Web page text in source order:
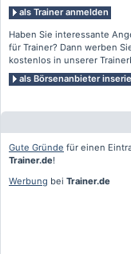
als Trainer anmelden
Haben Sie interessante
für Trainer? Dann werben
kostenlos in unserer
als Börsenanbieter
Gute Gründe für einen
Trainer.de!
Werbung bei Trainer.de